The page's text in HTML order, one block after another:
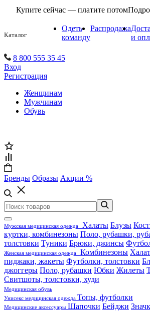
Купите сейчас — платите потом
Каталог
Одеть
команду
Распродажа
и
8 800 555 35 45
Вход
Регистрация
Женщинам
Мужчинам
Обувь
Бренды Образы Акции %
Мужская медицинская одежда Халаты Блузы
куртки, комбинезоны Поло, рубашки,
толстовки Туники Брюки, джинсы
Женская медицинская одежда Комбинезоны
пиджаки, жакеты Футболки, толстовки
джоггеры Поло, рубашки Юбки Жилеты
Свитшоты, толстовки, худи
Медицинская обувь
Унисекс медицинская одежда Топы, футболки
Медицинские аксессуары Шапочки Бейджи